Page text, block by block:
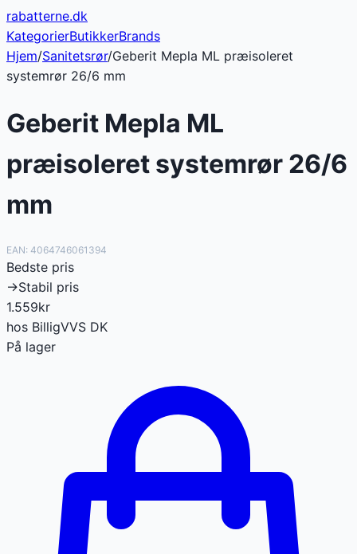
rabatterne.dk
KategorierButikkerBrands
Hjem/Sanitetsrør/Geberit Mepla ML præisoleret
systemrør 26/6 mm
Geberit Mepla ML
præisoleret systemrør 26/6
mm
EAN: 4064746061394
Bedste pris
→Stabil pris
1.559kr
hos BilligVVS DK
På lager